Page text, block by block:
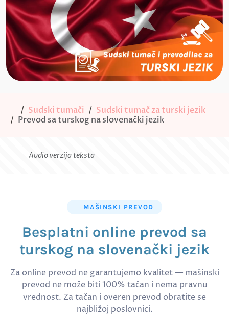
Sudski tumači
Sudski tumač za turski jezik
Prevod sa turskog na slovenački jezik
Audio verzija teksta
MAŠINSKI PREVOD
Besplatni online prevod sa
turskog na slovenački jezik
Za online prevod ne garantujemo kvalitet — mašinski
prevod ne može biti 100% tačan i nema pravnu
vrednost. Za tačan i overen prevod obratite se
najbližoj poslovnici.